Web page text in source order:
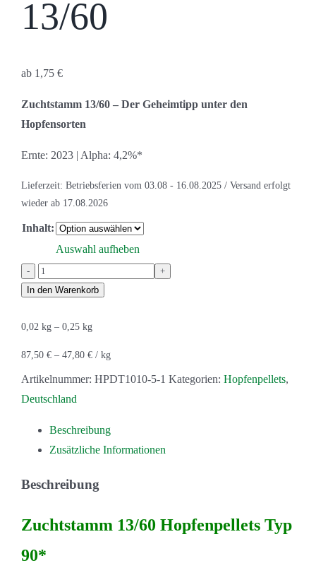
13/60
ab 1,75 €
Zuchtstamm 13/60 – Der Geheimtipp unter den
Hopfensorten
Ernte: 2023 | Alpha: 4,2%*
Lieferzeit: Betriebsferien vom 03.08 - 16.08.2025 / Versand erfolgt
wieder ab 17.08.2026
Inhalt:
Auswahl aufheben
Zuchtstamm
13/60
In den Warenkorb
0,02 kg – 0,25 kg
87,50 € – 47,80 € / kg
Artikelnummer: HPDT1010-5-1 Kategorien: Hopfenpellets,
Deutschland
Beschreibung
Zusätzliche Informationen
Beschreibung
Zuchtstamm 13/60 Hopfenpellets Typ
90*